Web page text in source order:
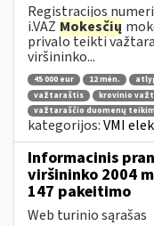
Registracijos
i.VAZ Mokesčių
privalo teikti
viršininko...
45 000 eur 12 mėn.
važtaraštis
krovinio
važtaraščio duomenų
kategorijos:VMI
Informacinis
viršininko 2004
147 pakeitimo
Web turinio sąrašas